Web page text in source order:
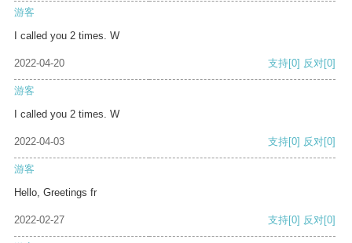
游客
I called you 2 times. W
2022-04-20 支持[0] 反对[0]
游客
I called you 2 times. W
2022-04-03 支持[0] 反对[0]
游客
Hello, Greetings fr
2022-02-27 支持[0] 反对[0]